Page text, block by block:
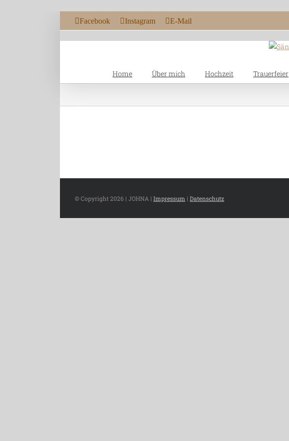
Facebook Instagram E-Mail
Home Über mich Hochzeit Trauerfeier
© Copyright2026 | JOHNA | Impressum | Datenschutz